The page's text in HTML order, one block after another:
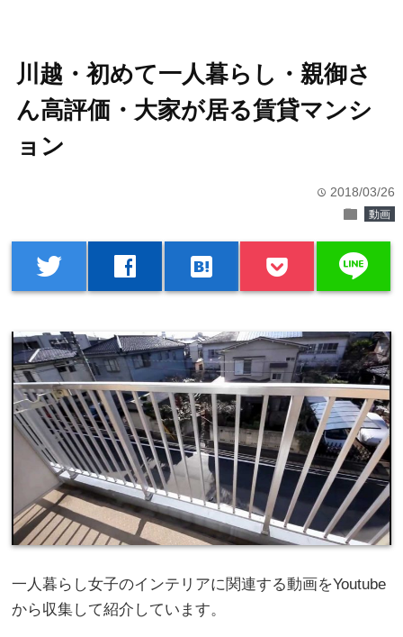
川越・初めて一人暮らし・親御さ
ん高評価・大家が居る賃貸マンシ
ョン
time 2018/03/26
folder 動画
twitter facebook hatenabookmark line
一人暮らし女子のインテリアに関連する動画をYoutube
から収集して紹介しています。